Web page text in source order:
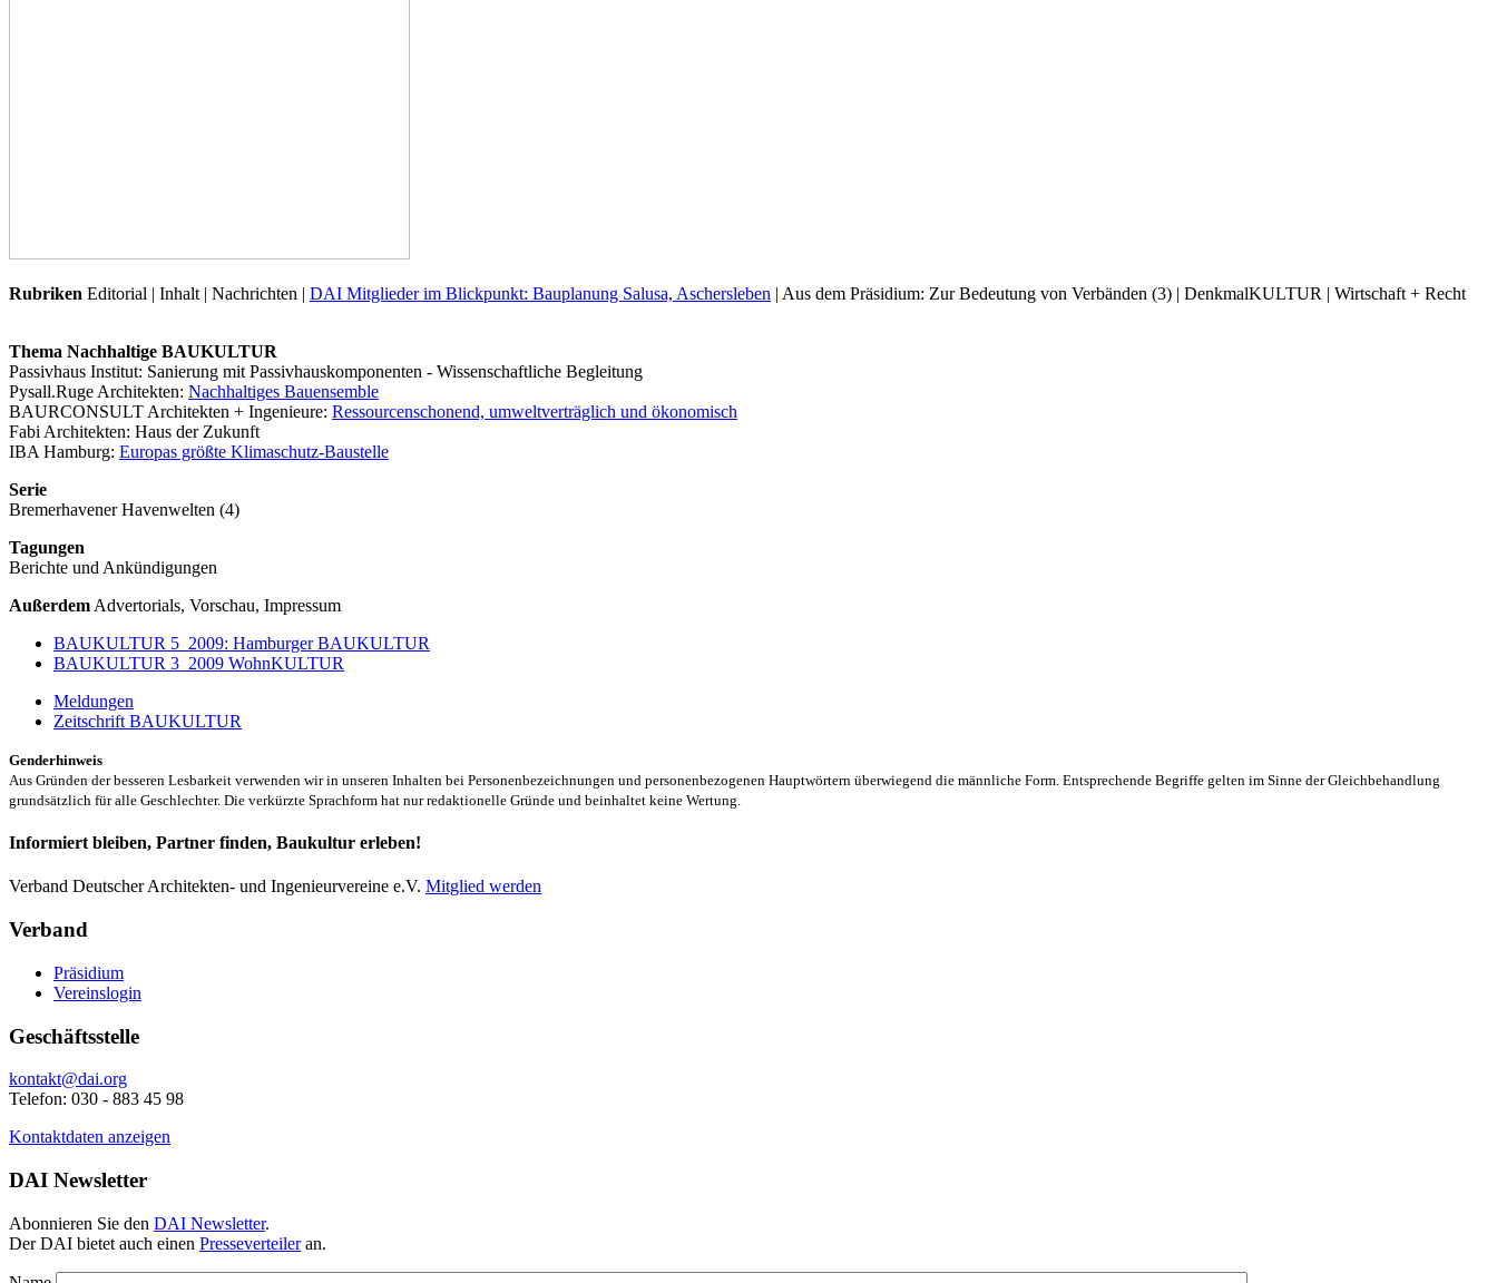
Rubriken Editorial | Inhalt | Nachrichten | DAI Mitglieder im Blickpunkt: Bauplanung Salusa, Aschersleben | Aus dem Präsidium: Zur Bedeutung von Verbänden (3) | DenkmalKULTUR | Wirtschaft + Recht
Thema Nachhaltige BAUKULTUR
Passivhaus Institut: Sanierung mit Passivhauskomponenten - Wissenschaftliche Begleitung
Pysall.Ruge Architekten: Nachhaltiges Bauensemble
BAURCONSULT Architekten + Ingenieure: Ressourcenschonend, umweltverträglich und ökonomisch
Fabi Architekten: Haus der Zukunft
IBA Hamburg: Europas größte Klimaschutz-Baustelle
Serie
Bremerhavener Havenwelten (4)
Tagungen
Berichte und Ankündigungen
Außerdem Advertorials, Vorschau, Impressum
BAUKULTUR 5_2009: Hamburger BAUKULTUR
BAUKULTUR 3_2009 WohnKULTUR
Meldungen
Zeitschrift BAUKULTUR
Genderhinweis
Aus Gründen der besseren Lesbarkeit verwenden wir in unseren Inhalten bei Personenbezeichnungen und personenbezogenen Hauptwörtern überwiegend die männliche Form. Entsprechende Begriffe gelten im Sinne der Gleichbehandlung
grundsätzlich für alle Geschlechter. Die verkürzte Sprachform hat nur redaktionelle Gründe und beinhaltet keine Wertung.
Informiert bleiben, Partner finden, Baukultur erleben!
Verband Deutscher Architekten- und Ingenieurvereine e.V. Mitglied werden
Verband
Präsidium
Vereinslogin
Geschäftsstelle
kontakt@dai.org
Telefon: 030 - 883 45 98
Kontaktdaten anzeigen
DAI Newsletter
Abonnieren Sie den DAI Newsletter.
Der DAI bietet auch einen Presseverteileran.